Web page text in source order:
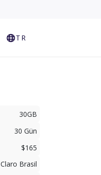
TR
30GB
30 Gün
$165
Claro Brasil